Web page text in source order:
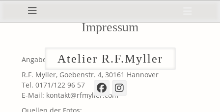
Primäres Menü
Zum
Inhalt
springen
Atelier R.F.Myller
Facebook
Instagram
Impressum
Angaben gem. §5 TMG
R.F. Myller, Goebenstr. 4, 30161 Hannover
Tel. 0171/122 96 57
E-Mail: kontakt@rfmyller.com